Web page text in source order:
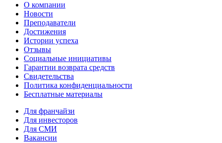
О компании
Новости
Преподаватели
Достижения
Истории успеха
Отзывы
Социальные инициативы
Гарантии возврата средств
Свидетельства
Политика конфиденциальности
Бесплатные материалы
Для франчайзи
Для инвесторов
Для СМИ
Вакансии